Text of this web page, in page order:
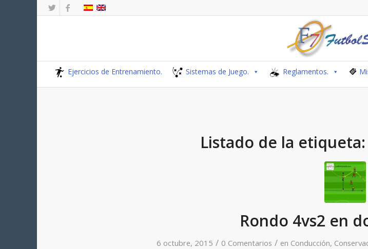
Ejercicios de Entrenamiento. Sistemas de Juego. Reglamentos.
Listado de la etiqueta:
Rondo 4vs2 en
6 octubre, 2015 / 0 Comentarios / en Conducción,